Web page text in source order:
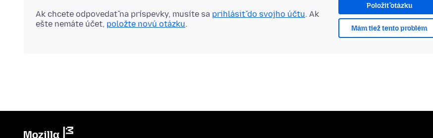
Položiť otázku
Mám tiež tento problém
Ak chcete odpovedať na príspevky, musíte sa prihlásiť do svojho účtu. Ak
ešte nemáte účet, položte novú otázku.